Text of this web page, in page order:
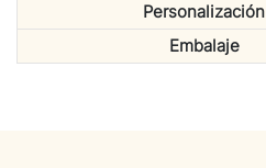
Personalización
Embalaje